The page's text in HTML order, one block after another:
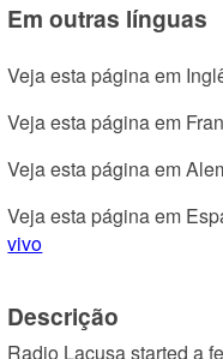
Em outras línguas
Veja esta página em
Veja esta página em
Veja esta página em
Veja esta página em
vivo
Descrição
Radio Lacusa started a